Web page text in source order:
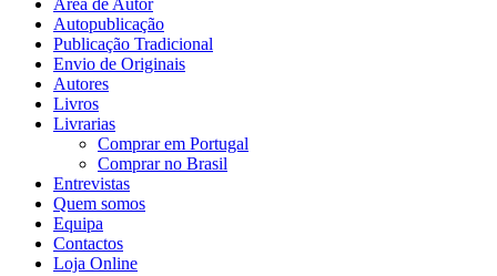
Área de Autor
Autopublicação
Publicação Tradicional
Envio de Originais
Autores
Livros
Livrarias
Comprar em Portugal
Comprar no Brasil
Entrevistas
Quem somos
Equipa
Contactos
Loja Online